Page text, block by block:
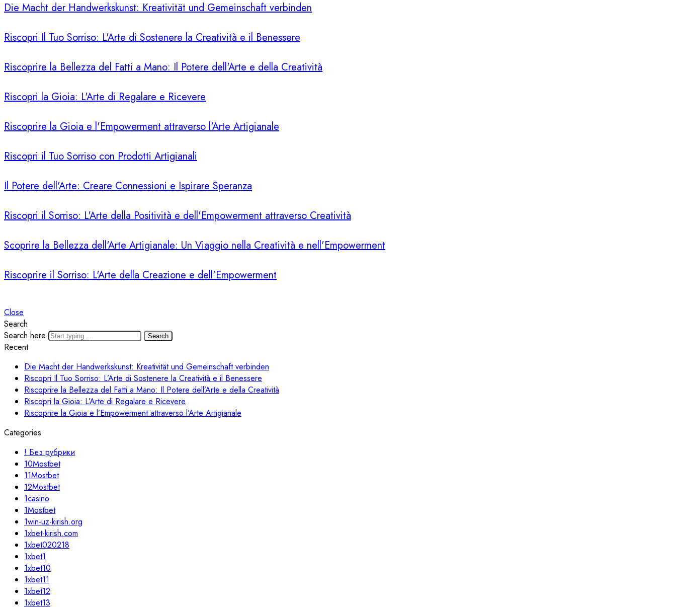
Die Macht der Handwerkskunst: Kreativität und Gemeinschaft verbinden
Riscopri Il Tuo Sorriso: L'Arte di Sostenere la Creatività e il Benessere
Riscoprire la Bellezza del Fatti a Mano: Il Potere dell'Arte e della Creatività
Riscopri la Gioia: L'Arte di Regalare e Ricevere
Riscoprire la Gioia e l'Empowerment attraverso l'Arte Artigianale
Riscopri il Tuo Sorriso con Prodotti Artigianali
Il Potere dell'Arte: Creare Connessioni e Ispirare Speranza
Riscopri il Sorriso: L'Arte della Positività e dell'Empowerment attraverso Creatività
Scoprire la Bellezza dell'Arte Artigianale: Un Viaggio nella Creatività e nell'Empowerment
Riscoprire il Sorriso: L'Arte della Creazione e dell'Empowerment
Close
Search
Search here
Search
Recent
Die Macht der Handwerkskunst: Kreativität und Gemeinschaft verbinden
Riscopri Il Tuo Sorriso: L’Arte di Sostenere la Creatività e il Benessere
Riscoprire la Bellezza del Fatti a Mano: Il Potere dell’Arte e della Creatività
Riscopri la Gioia: L’Arte di Regalare e Ricevere
Riscoprire la Gioia e l’Empowerment attraverso l’Arte Artigianale
Categories
! Без рубрики
10Mostbet
11Mostbet
12Mostbet
1casino
1Mostbet
1win-uz-kirish.org
1xbet-kirish.com
1xbet020218
1xbet1
1xbet10
1xbet11
1xbet12
1xbet13